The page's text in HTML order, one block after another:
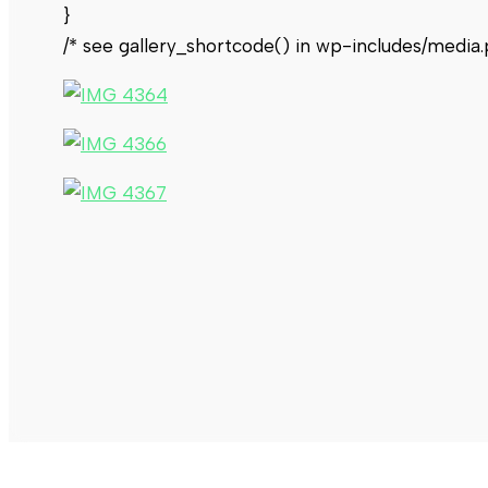
}
/* see gallery_shortcode() in wp-includes/